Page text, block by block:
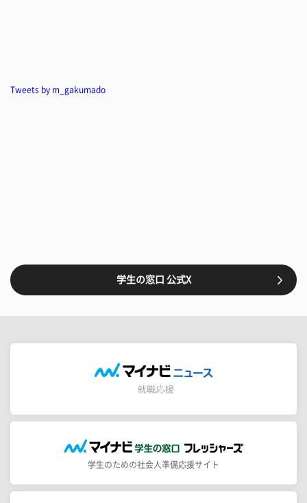
Tweets by m_gakumado
学生の窓口 公式X
学生のための社会人準備応援サイト